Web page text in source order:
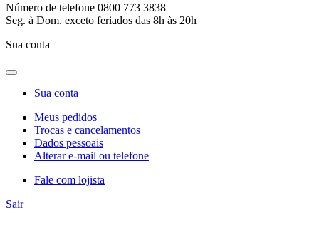
Número de telefone 0800 773 3838
Seg. à Dom. exceto feriados das 8h às 20h
Sua conta
Sua conta
Meus pedidos
Trocas e cancelamentos
Dados pessoais
Alterar e-mail ou telefone
Fale com lojista
Sair